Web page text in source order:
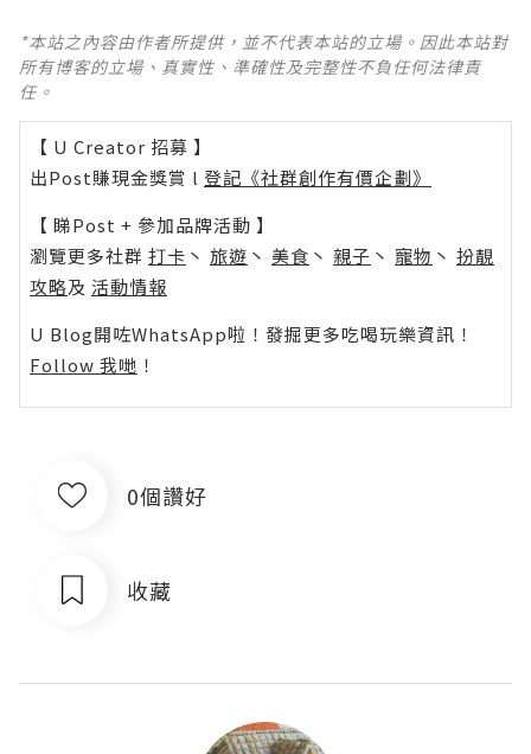
*本站之內容由作者所提供，並不代表本站的立場。因此本站對
所有博客的立場、真實性、準確性及完整性不負任何法律責
任。
【 U Creator 招募 】
出Post賺現金獎賞 l 登記《社群創作有價企劃》
【 睇Post + 參加品牌活動 】
瀏覽更多社群 打卡 丶 旅遊 丶 美食 丶 親子 丶 寵物 丶 扮靚
攻略及 活動情報
U Blog開咗WhatsApp啦！發掘更多吃喝玩樂資訊！
Follow 我哋 ！
0個讚好
收藏